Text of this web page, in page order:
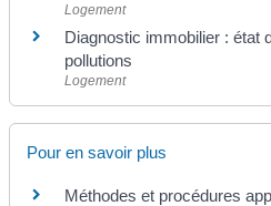
Logement
Diagnostic immobilier : état
pollutions
Logement
Pour en savoir plus
Méthodes et procédures